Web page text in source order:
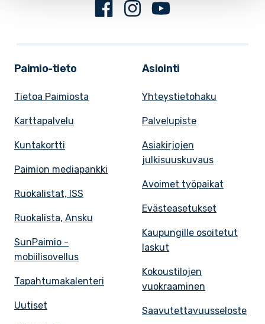
FacebookInstagram
Paimio-tieto
Tietoa Paimiosta
Karttapalvelu
Kuntakortti
Paimion mediapankki
Ruokalistat, ISS
Ruokalista, Ansku
SunPaimio -
mobiilisovellus
Tapahtumakalenteri
Uutiset
Asiointi
Yhteystietohaku
Palvelupiste
Asiakirjojen
julkisuuskuvaus
Avoimet työpaikat
Evästeasetukset
Kaupungille osoitetut
laskut
Kokoustilojen
vuokraaminen
Saavutettavuusseloste